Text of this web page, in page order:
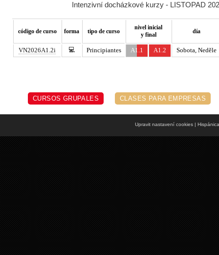
Intenzivní docházkové kurzy - LISTOPAD
código de curso forma tipo de curso
nivel inicial
y final
día
VN2026A1.2i 💻 Principiantes A1.1 A1.2 Sobota, Neděle
CURSOS GRUPALES CLASES PARA EMPRESAS
Upravit nastavení cookies|